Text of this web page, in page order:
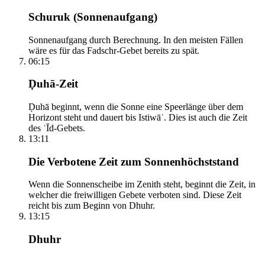
Schuruk (Sonnenaufgang)
Sonnenaufgang durch Berechnung. In den meisten Fällen
wäre es für das Fadschr-Gebet bereits zu spät.
06:15
Ḍuhā-Zeit
Ḍuhā beginnt, wenn die Sonne eine Speerlänge über dem
Horizont steht und dauert bis Istiwāʾ. Dies ist auch die Zeit
des ʿĪd-Gebets.
13:11
Die Verbotene Zeit zum Sonnenhöchststand
Wenn die Sonnenscheibe im Zenith steht, beginnt die Zeit, in
welcher die freiwilligen Gebete verboten sind. Diese Zeit
reicht bis zum Beginn von Dhuhr.
13:15
Dhuhr